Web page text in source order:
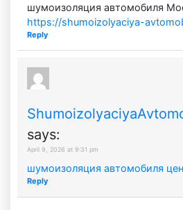
шумоизоляция автомобиля
https://shumoizolyaciya-
Reply
says:
April 9, 2026 at 9:31 pm
шумоизоляция автомобиля
Reply